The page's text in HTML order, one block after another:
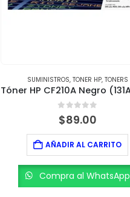
SUMINISTROS, TONER HP, TONERS
0out of 5
$89.00
AÑADIR AL CARRITO
Compra al WhatsApp